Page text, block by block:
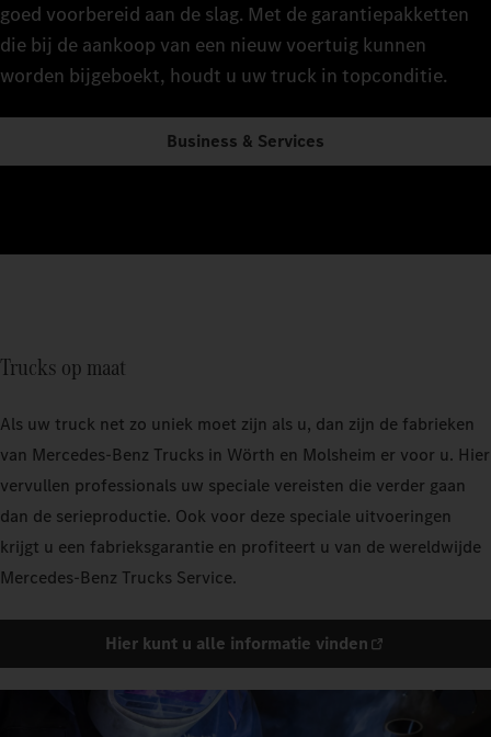
goed voorbereid aan de slag. Met de garantiepakketten
die bij de aankoop van een nieuw voertuig kunnen
worden bijgeboekt, houdt u uw truck in topconditie.
Business & Services
Trucks op maat
Als uw truck net zo uniek moet zijn als u, dan zijn de fabrieken
van Mercedes‑Benz Trucks in Wörth en Molsheim er voor u. Hier
vervullen professionals uw speciale vereisten die verder gaan
dan de serieproductie. Ook voor deze speciale uitvoeringen
krijgt u een fabrieksgarantie en profiteert u van de wereldwijde
Mercedes‑Benz Trucks Service.
Hier kunt u alle informatie vinden